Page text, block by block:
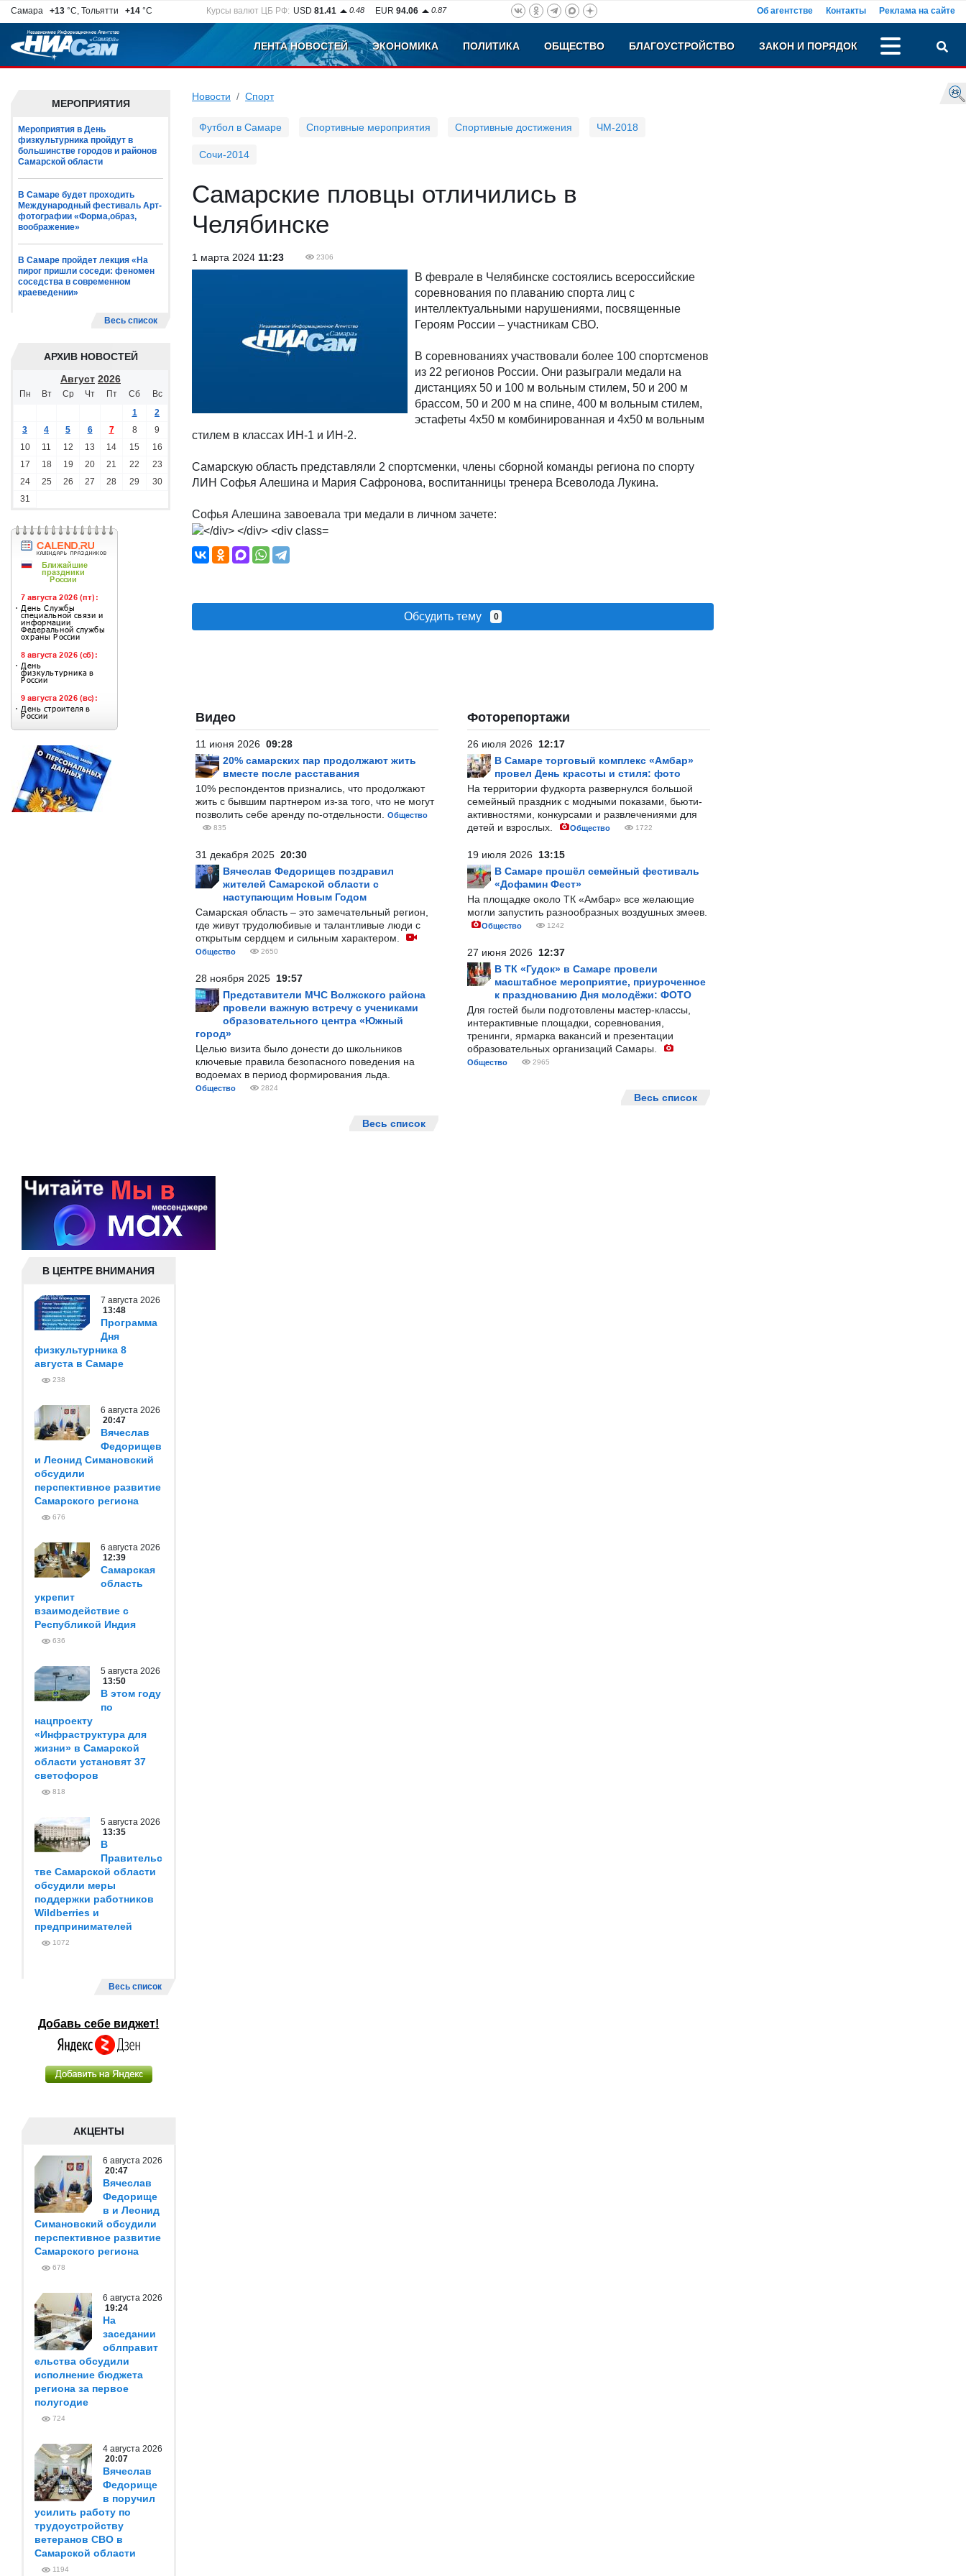
Самара +13 °C, Тольятти +14 °C Курсы валют ЦБ РФ: USD 81.41 0.48 EUR 94.06 0.87 Об агентстве Контакты Реклама на сайте
ЛЕНТА НОВОСТЕЙ ЭКОНОМИКА ПОЛИТИКА ОБЩЕСТВО БЛАГОУСТРОЙСТВО ЗАКОН И ПОРЯДОК
МЕРОПРИЯТИЯ
Мероприятия в День
физкультурника пройдут в
большинстве городов и районов
Самарской области
В Самаре будет проходить
Международный фестиваль Арт-
фотографии «Форма,образ,
воображение»
В Самаре пройдет лекция «На
пирог пришли соседи: феномен
соседства в современном
краеведении»
Весь список
АРХИВ НОВОСТЕЙ
Август 2026
Пн Вт Ср Чт Пт Сб
Вс
1
2
3
4 5 6 7 8
9
10
11 12 13 14 15
16
17
18 19 20 21 22
23
24
25 26 27 28 29
30
31
Новости Спорт
Футбол в Самаре Спортивные мероприятия Спортивные достижения ЧМ-2018
Сочи-2014
Самарские пловцы отличились в
Челябинске
1 марта 2024 11:23 2306
В феврале в Челябинске состоялись всероссийские
соревнования по плаванию спорта лиц с
интеллектуальными нарушениями, посвященные
Героям России – участникам СВО.
В соревнованиях участвовали более 100 спортсменов
из 22 регионов России. Они разыграли медали на
дистанциях 50 и 100 м вольным стилем, 50 и 200 м
брассом, 50 и 200 м на спине, 400 м вольным стилем,
эстафеты 4х50 м комбинированная и 4х50 м вольным
стилем в классах ИН-1 и ИН-2.
Самарскую область представляли 2 спортсменки, члены сборной команды региона по спорту
ЛИН Софья Алешина и Мария Сафронова, воспитанницы тренера Всеволода Лукина.
Софья Алешина завоевала три медали в личном зачете:
Обсудить тему 0
Видео
11 июня 2026 09:28
20% самарских пар продолжают жить
вместе после расставания
10% респондентов признались, что продолжают
жить с бывшим партнером из-за того, что не могут
позволить себе аренду по-отдельности.
Общество
835
31 декабря 2025 20:30
Вячеслав Федорищев поздравил
жителей Самарской области с
наступающим Новым Годом
Самарская область – это замечательный регион,
где живут трудолюбивые и талантливые люди с
открытым сердцем и сильным характером.
Общество 2650
28 ноября 2025 19:57
Представители МЧС Волжского района
провели важную встречу с учениками
образовательного центра «Южный
город»
Целью визита было донести до школьников
ключевые правила безопасного поведения на
водоемах в период формирования льда.
Общество 2824
Весь список
Фоторепортажи
26 июля 2026 12:17
В Самаре торговый комплекс «Амбар»
провел День красоты и стиля: фото
На территории фудкорта развернулся большой
семейный праздник с модными показами, бьюти-
активностями, конкурсами и развлечениями для
детей и взрослых.
Общество 1722
19 июля 2026 13:15
В Самаре прошёл семейный фестиваль
«Дофамин Фест»
На площадке около ТК «Амбар» все желающие
могли запустить разнообразных воздушных змеев.
Общество 1242
27 июня 2026 12:37
В ТК «Гудок» в Самаре провели
масштабное мероприятие, приуроченное
к празднованию Дня молодёжи: ФОТО
Для гостей были подготовлены мастер-классы,
интерактивные площадки, соревнования,
тренинги, ярмарка вакансий и презентации
образовательных организаций Самары.
Общество 2965
Весь список
В ЦЕНТРЕ ВНИМАНИЯ
7 августа 2026
13:48
Программа
Дня
физкультурника 8
августа в Самаре
238
6 августа 2026
20:47
Вячеслав
Федорищев
и Леонид Симановский
обсудили
перспективное развитие
Самарского региона
676
6 августа 2026
12:39
Самарская
область
укрепит
взаимодействие с
Республикой Индия
636
5 августа 2026
13:50
В этом году
по
нацпроекту
«Инфраструктура для
жизни» в Самарской
области установят 37
светофоров
818
5 августа 2026
13:35
В
Правительс
тве Самарской области
обсудили меры
поддержки работников
Wildberries и
предпринимателей
1072
Весь список
Добавь себе виджет!
АКЦЕНТЫ
6 августа 2026
20:47
Вячеслав
Федорище
в и Леонид
Симановский обсудили
перспективное развитие
Самарского региона
678
6 августа 2026
19:24
На
заседании
облправит
ельства обсудили
исполнение бюджета
региона за первое
полугодие
724
4 августа 2026
20:07
Вячеслав
Федорище
в поручил
усилить работу по
трудоустройству
ветеранов СВО в
Самарской области
1194